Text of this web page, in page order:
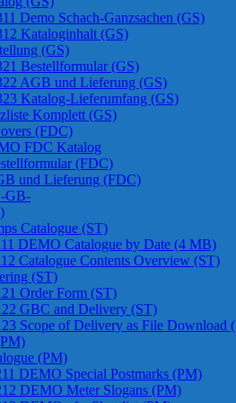
Demo Schach-Ganzsachen (GS)
Kataloginhalt (GS)
(GS)
Bestellformular (GS)
AGB und Lieferung (GS)
Katalog-Lieferumfang (GS)
Komplett (GS)
(FDC)
FDC Katalog
(FDC)
und Lieferung (FDC)
GB-
Catalogue (ST)
DEMO Catalogue by Date (4 MB)
Catalogue Contents Overview (ST)
(ST)
Order Form (ST)
GBC and Delivery (ST)
Scope of Delivery as File Download
(PM)
DEMO Special Postmarks (PM)
DEMO Meter Slogans (PM)